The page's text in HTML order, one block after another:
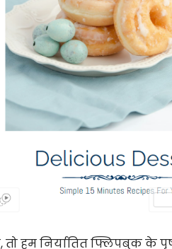
तो हम निर्यातित फ्लिपबुक